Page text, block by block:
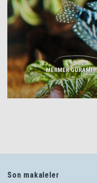
MERMER GURAMI
Son makaleler